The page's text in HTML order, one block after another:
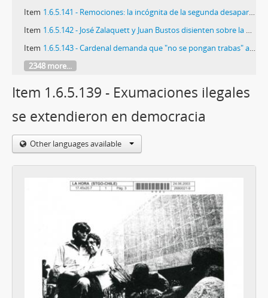
Item 1.6.5.141 - Remociones: la incógnita de la segunda desaparición
Item 1.6.5.142 - José Zalaquett y Juan Bustos disienten sobre la penalidad
Item 1.6.5.143 - Cardenal demanda que "no se pongan trabas" a la reparación
2348 more...
Item 1.6.5.139 - Exumaciones ilegales
se extendieron en democracia
Other languages available